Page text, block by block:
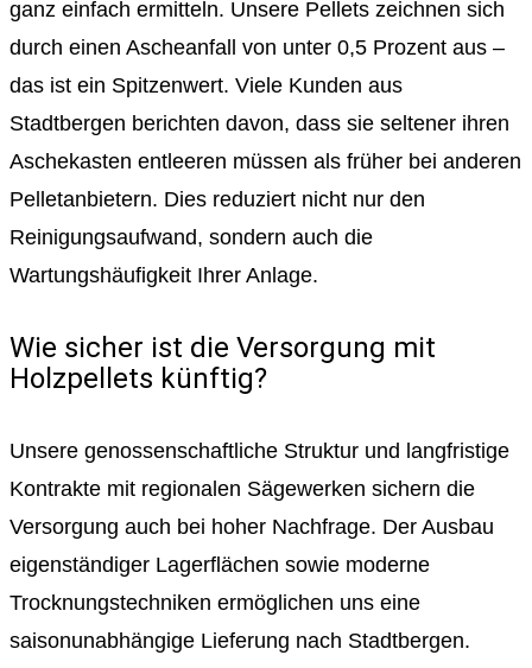
ganz einfach ermitteln. Unsere Pellets zeichnen sich
durch einen Ascheanfall von unter 0,5 Prozent aus –
das ist ein Spitzenwert. Viele Kunden aus
Stadtbergen berichten davon, dass sie seltener ihren
Aschekasten entleeren müssen als früher bei anderen
Pelletanbietern. Dies reduziert nicht nur den
Reinigungsaufwand, sondern auch die
Wartungshäufigkeit Ihrer Anlage.
Wie sicher ist die Versorgung mit
Holzpellets künftig?
Unsere genossenschaftliche Struktur und langfristige
Kontrakte mit regionalen Sägewerken sichern die
Versorgung auch bei hoher Nachfrage. Der Ausbau
eigenständiger Lagerflächen sowie moderne
Trocknungstechniken ermöglichen uns eine
saisonunabhängige Lieferung nach Stadtbergen.